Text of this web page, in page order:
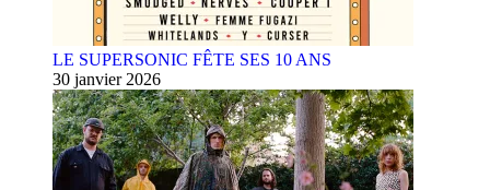
LE SUPERSONIC FÊTE SES 10 ANS
30 janvier 2026